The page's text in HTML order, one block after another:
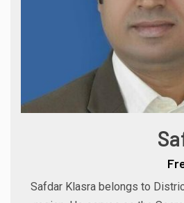
Safdar Klasra belongs to